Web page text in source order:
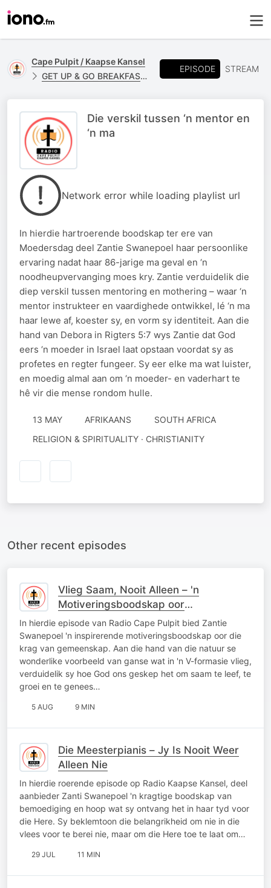
Cape Pulpit / Kaapse Kansel
GET UP & GO BREAKFAST - ZANTIE SWANPOEL
EPISODE STREAM
Die verskil tussen ‘n mentor en
‘n ma
Network error while loading playlist url
In hierdie hartroerende boodskap ter ere van
Moedersdag deel Zantie Swanepoel haar persoonlike
ervaring nadat haar 86-jarige ma geval en ‘n
noodheupvervanging moes kry. Zantie verduidelik die
diep verskil tussen mentoring en mothering – waar ‘n
mentor instrukteer en vaardighede ontwikkel, lé ‘n ma
haar lewe af, koester sy, en vorm sy identiteit. Aan die
hand van Debora in Rigters 5:7 wys Zantie dat God
eers ‘n moeder in Israel laat opstaan voordat sy as
profetes en regter fungeer. Sy eer elke ma wat luister,
en moedig almal aan om ‘n moeder- en vaderhart te
hê vir die mense rondom hulle.
13 MAY AFRIKAANS
SOUTH AFRICA
RELIGION & SPIRITUALITY · CHRISTIANITY
Other recent episodes
Vlieg Saam, Nooit Alleen – 'n
Motiveringsboodskap oor
Gemeenskap soos die Ganse
In hierdie episode van Radio Cape Pulpit bied Zantie
Swanepoel 'n inspirerende motiveringsboodskap oor die
krag van gemeenskap. Aan die hand van die natuur se
wonderlike voorbeeld van ganse wat in 'n V-formasie vlieg,
verduidelik sy hoe God ons geskep het om saam te leef, te
groei en te genees…
5 AUG 9 MIN
Die Meesterpianis – Jy Is Nooit Weer
Alleen Nie
In hierdie roerende episode op Radio Kaapse Kansel, deel
aanbieder Zanti Swanepoel 'n kragtige boodskap van
bemoediging en hoop wat sy ontvang het in haar tyd voor
die Here. Sy beklemtoon die belangrikheid om nie in die
vlees voor te berei nie, maar om die Here toe te laat om…
29 JUL 11 MIN